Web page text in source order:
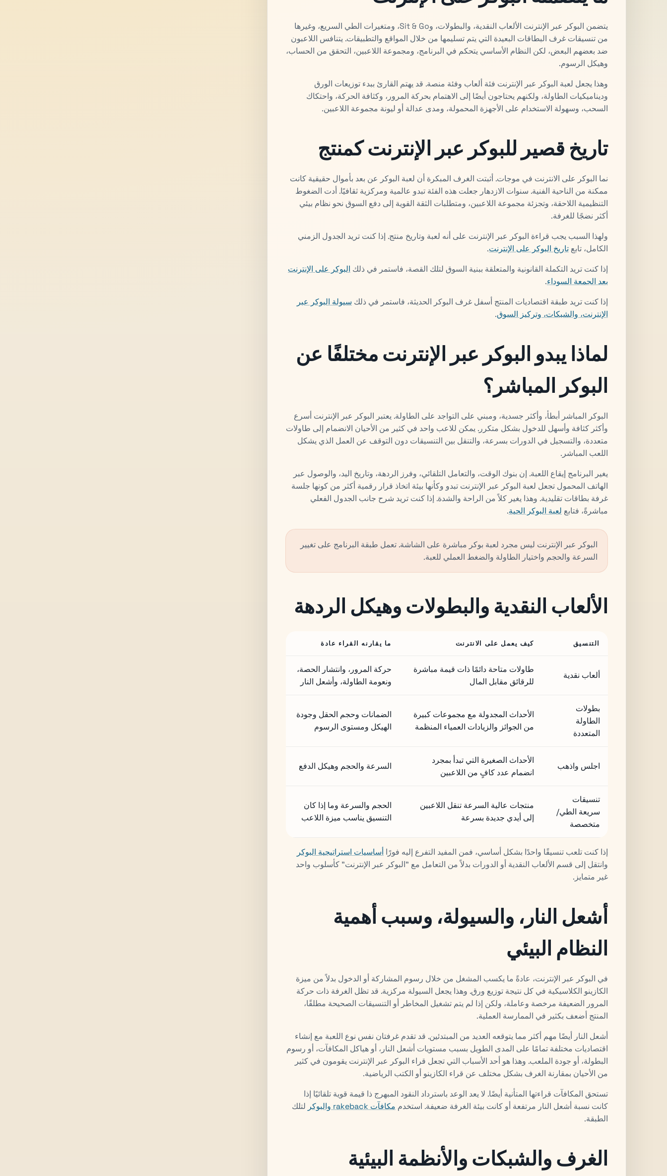
يتضمن البوكر عبر الإنترنت الألعاب النقدية، والبطولات، وSit & Go، ومتغيرات الطي السريع، وغيرها
من تنسيقات غرف البطاقات البعيدة التي يتم تسليمها من خلال المواقع والتطبيقات. يتنافس اللاعبون
ضد بعضهم البعض، لكن النظام الأساسي يتحكم في البرنامج، ومجموعة اللاعبين، التحقق من الحساب،
وهيكل الرسوم.
وهذا يجعل لعبة البوكر عبر الإنترنت فئة ألعاب وفئة منصة. قد يهتم القارئ ببدء توزيعات الورق
وديناميكيات الطاولة، ولكنهم يحتاجون أيضًا إلى الاهتمام بحركة المرور، وكثافة الحركة، واحتكاك
السحب، وسهولة الاستخدام على الأجهزة المحمولة، ومدى عدالة أو ليونة مجموعة اللاعبين.
تاريخ قصير للبوكر عبر الإنترنت كمنتج
نما البوكر على الانترنت في موجات. أثبتت الغرف المبكرة أن لعبة البوكر عن بعد بأموال حقيقية كانت
ممكنة من الناحية الفنية. سنوات الازدهار جعلت هذه الفئة تبدو عالمية ومركزية ثقافيًا. أدت الضغوط
التنظيمية اللاحقة، وتجزئة مجموعة اللاعبين، ومتطلبات الثقة القوية إلى دفع السوق نحو نظام بيئي
أكثر نضجًا للغرفة.
ولهذا السبب يجب قراءة البوكر عبر الإنترنت على أنه لعبة وتاريخ منتج. إذا كنت تريد الجدول الزمني
الكامل، تابع تاريخ البوكر على الإنترنت.
إذا كنت تريد التكملة القانونية والمتعلقة ببنية السوق لتلك القصة، فاستمر في ذلك البوكر على الإنترنت
بعد الجمعة السوداء.
إذا كنت تريد طبقة اقتصاديات المنتج أسفل غرف البوكر الحديثة، فاستمر في ذلك سيولة البوكر عبر
الإنترنت، والشبكات، وتركيز السوق.
لماذا يبدو البوكر عبر الإنترنت مختلفًا عن
البوكر المباشر؟
البوكر المباشر أبطأ، وأكثر جسدية، ومبني على التواجد على الطاولة. يعتبر البوكر عبر الإنترنت أسرع
وأكثر كثافة وأسهل للدخول بشكل متكرر. يمكن للاعب واحد في كثير من الأحيان الانضمام إلى طاولات
متعددة، والتسجيل في الدورات بسرعة، والتنقل بين التنسيقات دون التوقف عن العمل الذي يشكل
اللعب المباشر.
يغير البرنامج إيقاع اللعبة. إن بنوك الوقت، والتعامل التلقائي، وفرز الردهة، وتاريخ اليد، والوصول عبر
الهاتف المحمول تجعل لعبة البوكر عبر الإنترنت تبدو وكأنها بيئة اتخاذ قرار رقمية أكثر من كونها جلسة
غرفة بطاقات تقليدية. وهذا يغير كلاً من الراحة والشدة. إذا كنت تريد شرح جانب الجدول الفعلي
مباشرةً، فتابع لعبة البوكر الحية.
البوكر عبر الإنترنت ليس مجرد لعبة بوكر مباشرة على الشاشة. تعمل طبقة البرنامج على تغيير
السرعة والحجم واختيار الطاولة والضغط العملي للعبة.
الألعاب النقدية والبطولات وهيكل الردهة
التنسيق كيف يعمل على الانترنت ما يقارنه القراء عادة
ألعاب نقدية
طاولات متاحة دائمًا ذات قيمة مباشرة
للرقائق مقابل المال
حركة المرور، وانتشار الحصة،
ونعومة الطاولة، وأشعل النار
بطولات
الطاولة
المتعددة
الأحداث المجدولة مع مجموعات كبيرة
من الجوائز والزيادات العمياء المنظمة
الضمانات وحجم الحقل وجودة
الهيكل ومستوى الرسوم
اجلس واذهب
الأحداث الصغيرة التي تبدأ بمجرد
انضمام عدد كافٍ من اللاعبين
السرعة والحجم وهيكل الدفع
تنسيقات
سريعة الطي/
متخصصة
منتجات عالية السرعة تنقل اللاعبين
إلى أيدي جديدة بسرعة
الحجم والسرعة وما إذا كان
التنسيق يناسب ميزة اللاعب
إذا كنت تلعب تنسيقًا واحدًا بشكل أساسي، فمن المفيد التفرع إليه فورًا أساسيات استراتيجية البوكر
وانتقل إلى قسم الألعاب النقدية أو الدورات بدلاً من التعامل مع "البوكر عبر الإنترنت" كأسلوب واحد
غير متمايز.
أشعل النار، والسيولة، وسبب أهمية
النظام البيئي
في البوكر عبر الإنترنت، عادةً ما يكسب المشغل من خلال رسوم المشاركة أو الدخول بدلاً من ميزة
الكازينو الكلاسيكية في كل نتيجة توزيع ورق. وهذا يجعل السيولة مركزية. قد تظل الغرفة ذات حركة
المرور الضعيفة مرخصة وعاملة، ولكن إذا لم يتم تشغيل المخاطر أو التنسيقات الصحيحة مطلقًا،
المنتج أضعف بكثير في الممارسة العملية.
أشعل النار أيضًا مهم أكثر مما يتوقعه العديد من المبتدئين. قد تقدم غرفتان نفس نوع اللعبة مع إنشاء
اقتصاديات مختلفة تمامًا على المدى الطويل بسبب مستويات أشعل النار، أو هياكل المكافآت، أو رسوم
البطولة، أو جودة الملعب. وهذا هو أحد الأسباب التي تجعل قراء البوكر عبر الإنترنت يقومون في كثير
من الأحيان بمقارنة الغرف بشكل مختلف عن قراء الكازينو أو الكتب الرياضية.
تستحق المكافآت قراءتها المتأنية أيضًا. لا يعد الوعد باسترداد النقود المبهرج ذا قيمة قوية تلقائيًا إذا
كانت نسبة أشعل النار مرتفعة أو كانت بيئة الغرفة ضعيفة. استخدم مكافآت rakeback والبوكر
لتلك
الطبقة.
الغرف والشبكات والأنظمة البيئية